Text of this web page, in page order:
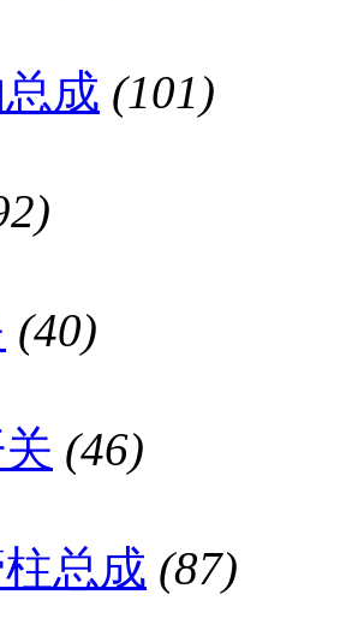
成 (101)
(40)
(46)
总成 (87)